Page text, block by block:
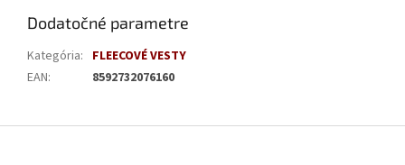
Dodatočné parametre
Kategória: FLEECOVÉ VESTY
EAN: 8592732076160